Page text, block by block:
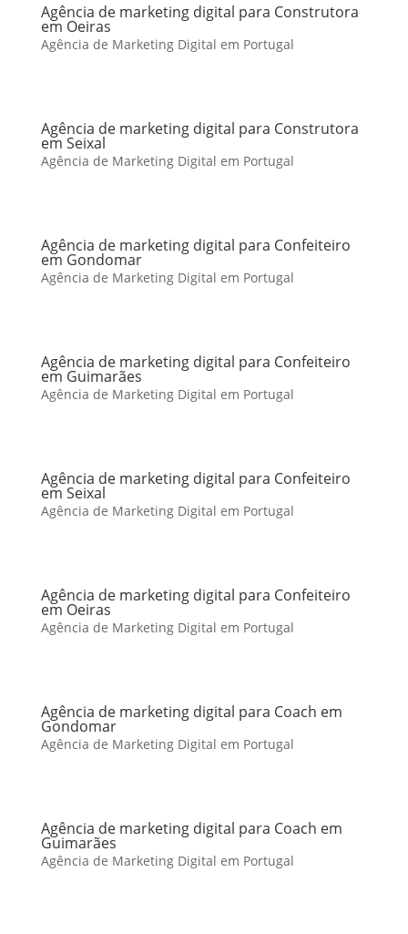
Agência de marketing digital para Construtora
em Oeiras
Agência de Marketing Digital em Portugal
Agência de marketing digital para Construtora
em Seixal
Agência de Marketing Digital em Portugal
Agência de marketing digital para Confeiteiro
em Gondomar
Agência de Marketing Digital em Portugal
Agência de marketing digital para Confeiteiro
em Guimarães
Agência de Marketing Digital em Portugal
Agência de marketing digital para Confeiteiro
em Seixal
Agência de Marketing Digital em Portugal
Agência de marketing digital para Confeiteiro
em Oeiras
Agência de Marketing Digital em Portugal
Agência de marketing digital para Coach em
Gondomar
Agência de Marketing Digital em Portugal
Agência de marketing digital para Coach em
Guimarães
Agência de Marketing Digital em Portugal